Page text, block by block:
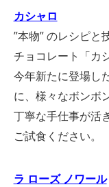
カシャロ
”本物” のレシピと
チョコレート「カ
今年新たに登場し
に、様々なボンボ
丁寧な手仕事が活
ご試食ください。
ラ ローズ ノワール